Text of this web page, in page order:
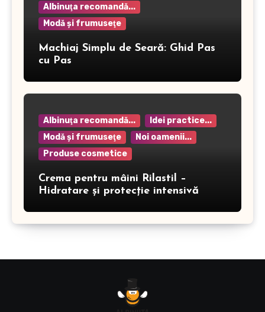
Albinuţa recomandă...
Modă şi frumuseţe
Machiaj Simplu de Seară: Ghid Pas
cu Pas
Albinuţa recomandă...
Idei practice...
Modă şi frumuseţe
Noi oamenii...
Produse cosmetice
Crema pentru mâini Rilastil –
Hidratare și protecție intensivă